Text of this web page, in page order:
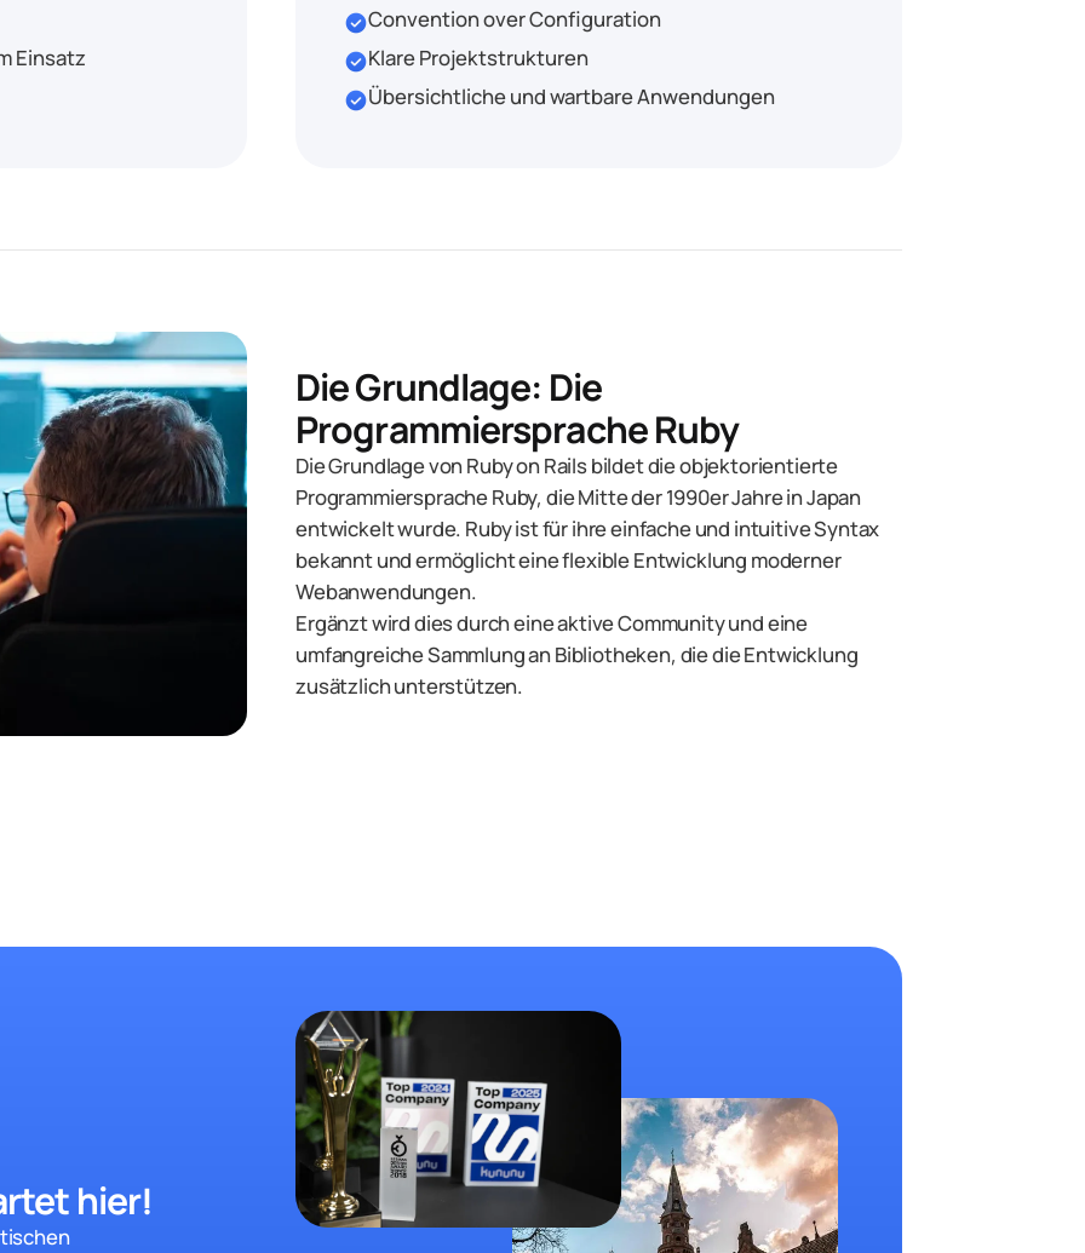
Einsatz
check_circleConvention over Configuration
check_circleKlare Projektstrukturen
check_circleÜbersichtliche und wartbare Anwendungen
Die Grundlage: Die
Programmiersprache Ruby
Die Grundlage von Ruby on Rails bildet die objektorientierte
Programmiersprache Ruby, die Mitte der 1990er Jahre in Japan
entwickelt wurde. Ruby ist für ihre einfache und intuitive Syntax
bekannt und ermöglicht eine flexible Entwicklung moderner
Webanwendungen.
Ergänzt wird dies durch eine aktive Community und eine
umfangreiche Sammlung an Bibliotheken, die die Entwicklung
zusätzlich unterstützen.
hier!